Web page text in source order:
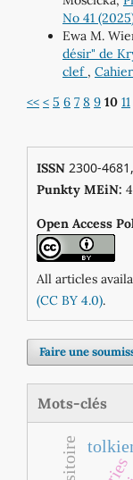
No 41
Ewa M.
désir" de
clef ,
<< < 5 6 7 8 9 10 11
ISSN2300-4681,
Punkty MEiN: 4
Open Access
All articles
(CC BY 4.0).
Faire une
Mots-clés